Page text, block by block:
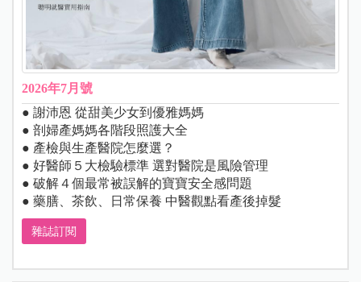
2026年7月號
● 謝沛恩 從甜美少女到優雅媽媽
● 剖婦產媽媽各階段照護大全
● 產檢與生產醫院怎麼選？
● 好醫師５大檢驗標準 選對醫院是風險管理
● 破解４個最常被誤解的寶寶安全感問題
● 藥膳、茶飲、日常保養 中醫觀點看產後掉髮
雜誌訂閱